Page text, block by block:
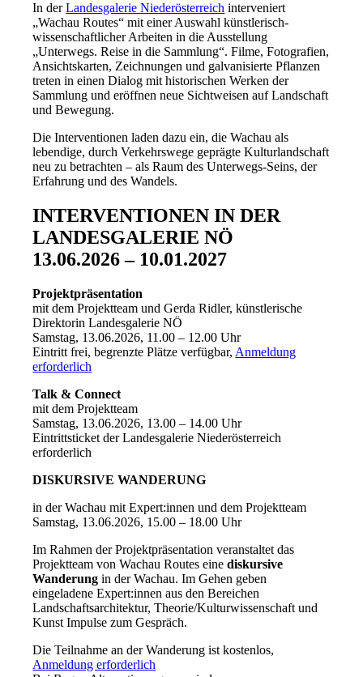
In derLandesgalerie Niederösterreich interveniert
„Wachau Routes“ mit einer Auswahl künstlerisch-
wissenschaftlicher Arbeiten in die Ausstellung
„Unterwegs. Reise in die Sammlung“. Filme, Fotografien,
Ansichtskarten, Zeichnungen und galvanisierte Pflanzen
treten in einen Dialog mit historischen Werken der
Sammlung und eröffnen neue Sichtweisen auf Landschaft
und Bewegung.
Die Interventionen laden dazu ein, die Wachau als
lebendige, durch Verkehrswege geprägte Kulturlandschaft
neu zu betrachten – als Raum des Unterwegs‑Seins, der
Erfahrung und des Wandels.
INTERVENTIONEN IN DER
LANDESGALERIE NÖ
13.06.2026 – 10.01.2027
Projektpräsentation
mit dem Projektteam und Gerda Ridler, künstlerische
Direktorin Landesgalerie NÖ
Samstag, 13.06.2026, 11.00 – 12.00 Uhr
Eintritt frei, begrenzte Plätze verfügbar, Anmeldung
erforderlich
Talk & Connect
mit dem Projektteam
Samstag, 13.06.2026, 13.00 – 14.00 Uhr
Eintrittsticket der Landesgalerie Niederösterreich
erforderlich
DISKURSIVE WANDERUNG
in der Wachau mit Expert:innen und dem Projektteam
Samstag, 13.06.2026, 15.00 – 18.00 Uhr
Im Rahmen der Projektpräsentation veranstaltet das
Projektteam von Wachau Routes einediskursive
Wanderung in der Wachau. Im Gehen geben
eingeladene Expert:innen aus den Bereichen
Landschaftsarchitektur, Theorie/Kulturwissenschaft und
Kunst Impulse zum Gespräch.
Die Teilnahme an der Wanderung ist kostenlos,
Anmeldung erforderlich